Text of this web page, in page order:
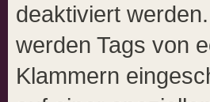
deaktiviert
werden Tags von
Klammern